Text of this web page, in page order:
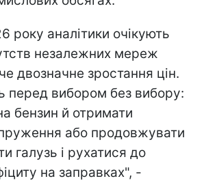
року аналітики очікують
незалежних мереж
двозначне зростання цін.
перед вибором без вибору:
бензин й отримати
або продовжувати
галузь і рухатися до
на заправках", -